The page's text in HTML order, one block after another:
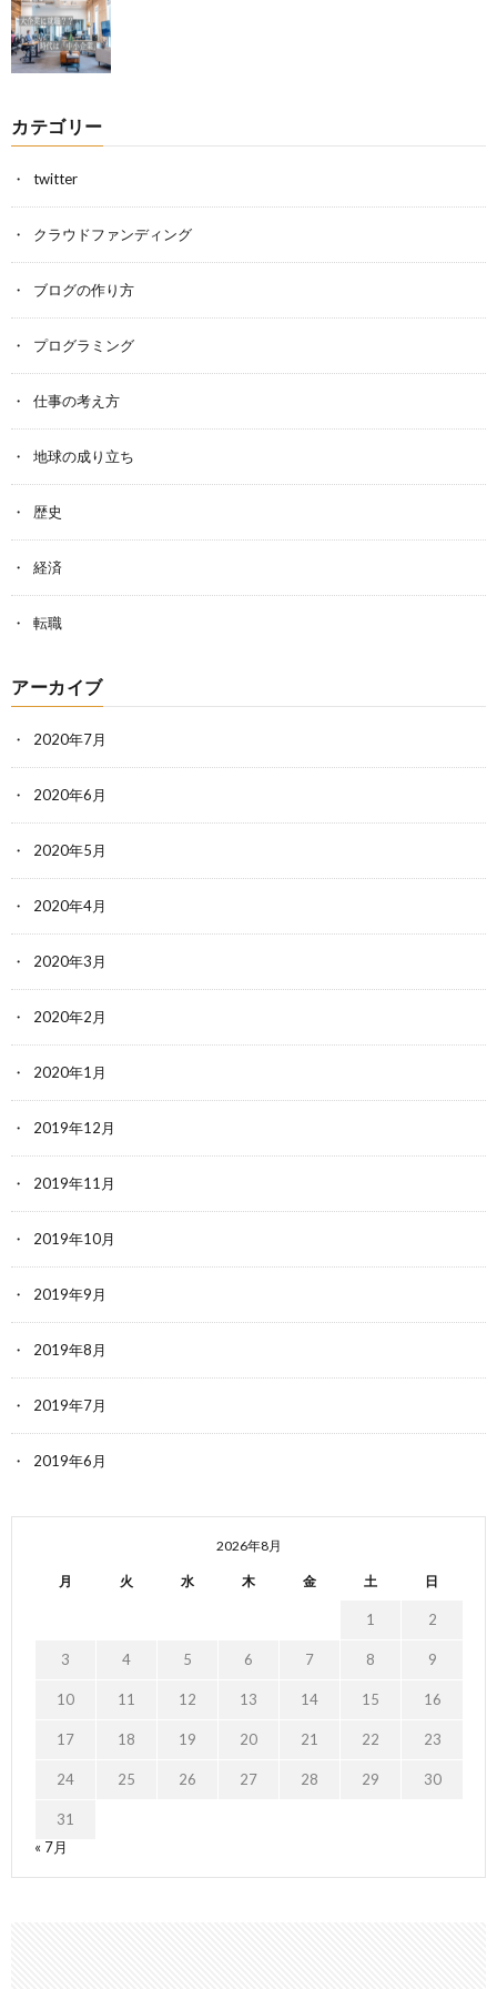
カテゴリー
twitter
クラウドファンディング
ブログの作り方
プログラミング
仕事の考え方
地球の成り立ち
歴史
経済
転職
アーカイブ
2020年7月
2020年6月
2020年5月
2020年4月
2020年3月
2020年2月
2020年1月
2019年12月
2019年11月
2019年10月
2019年9月
2019年8月
2019年7月
2019年6月
2026年8月
月 火 水 木 金 土 日
1 2
3 4 5 6 7 8 9
10 11 12 13 14 15 16
17 18 19 20 21 22 23
24 25 26 27 28 29 30
31
« 7月